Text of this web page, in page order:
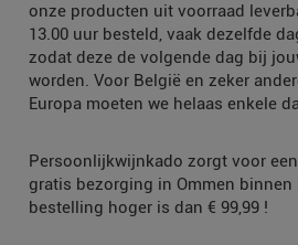
onze producten uit voorraad
13.00 uur besteld, vaak dezelfde
zodat deze de volgende dag bij
worden. Voor België en zeker
Europa moeten we helaas enkele
Persoonlijkwijnkado zorgt voor
gratis bezorging in Ommen
bestelling hoger is dan € 99,99 !